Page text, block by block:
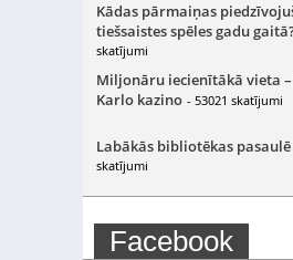
Kādas pārmaiņas
tiešsaistes spēles gadu
skatījumi
Miljonāru iecienītākā vieta
Karlo kazino - 53021 skatījumi
Labākās bibliotēkas pasaulē
skatījumi
Facebook